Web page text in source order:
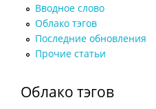
Вводное слово
Облако тэгов
Последние обновления
Прочие статьи
Облако тэгов